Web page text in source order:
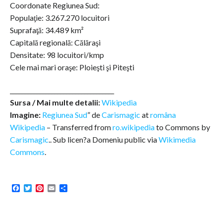
Coordonate Regiunea Sud:
Populaţie: 3.267.270 locuitori
Suprafaţă: 34.489 km²
Capitală regională: Călăraşi
Densitate: 98 locuitori/kmp
Cele mai mari oraşe: Ploieşti şi Piteşti
Sursa / Mai multe detalii:Wikipedia
Imagine: Regiunea Sud” deCarismagic atromâna
Wikipedia – Transferred fromro.wikipediato Commons by
Carismagic.. Sub licen?a Domeniu public viaWikimedia
Commons.
Facebook
TwitterPinterest
Email